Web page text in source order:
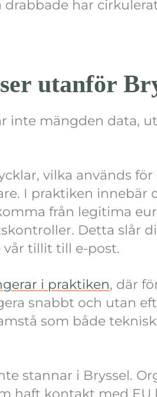
har
utanför
inte mängden data,
vilka används
I praktiken innebär
från legitima
Detta slår
vår tillit till e-post.
i praktiken, där
snabbt och utan
som både
stannar i Bryssel.
haft kontakt med EU